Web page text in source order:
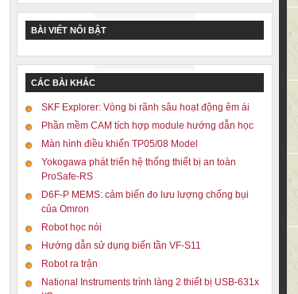
BÀI VIẾT NỔI BẬT
CÁC BÀI KHÁC
SKF Explorer: Vòng bi rãnh sâu hoạt động êm ái
Phần mềm CAM tích hợp module hướng dẫn học
Màn hình điều khiển TP05/08 Model
Yokogawa phát triển hệ thống thiết bị an toàn
ProSafe-RS
D6F-P MEMS: cảm biến đo lưu lượng chống bụi
của Omron
Robot học nói
Hướng dẫn sử dụng biến tần VF-S11
Robot ra trận
National Instruments trình làng 2 thiết bị USB-631x